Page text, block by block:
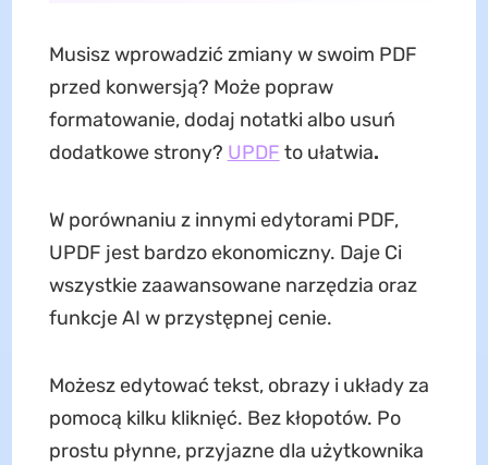
Musisz wprowadzić zmiany w swoim PDF
przed konwersją? Może popraw
formatowanie, dodaj notatki albo usuń
dodatkowe strony? UPDF to ułatwia.
W porównaniu z innymi edytorami PDF,
UPDF jest bardzo ekonomiczny. Daje Ci
wszystkie zaawansowane narzędzia oraz
funkcje AI w przystępnej cenie.
Możesz edytować tekst, obrazy i układy za
pomocą kilku kliknięć. Bez kłopotów. Po
prostu płynne, przyjazne dla użytkownika